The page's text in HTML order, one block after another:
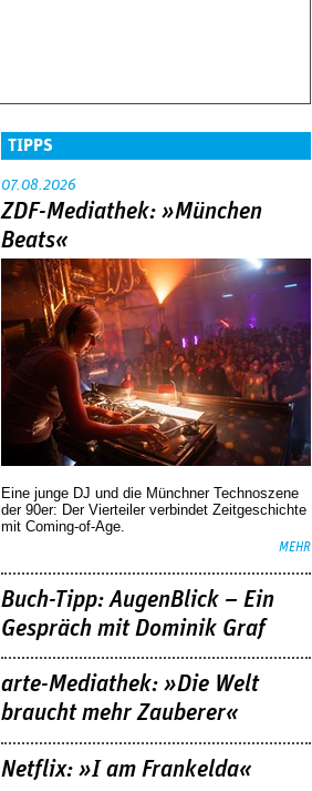
TIPPS
07.08.2026
ZDF-Mediathek: »München
Beats«
Eine junge DJ und die Münchner Technoszene
der 90er: Der Vierteiler verbindet Zeitgeschichte
mit Coming-of-Age.
MEHR
Buch-Tipp: AugenBlick – Ein
Gespräch mit Dominik Graf
arte-Mediathek: »Die Welt
braucht mehr Zauberer«
Netflix: »I am Frankelda«